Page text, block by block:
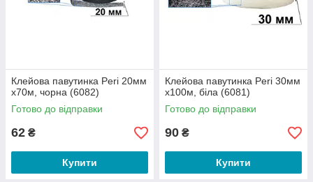
Клейова павутинка Peri 20мм
х70м, чорна (6082)
Готово до відправки
62 ₴
Купити
Клейова павутинка Peri 30мм
х100м, біла (6081)
Готово до відправки
90 ₴
Купити